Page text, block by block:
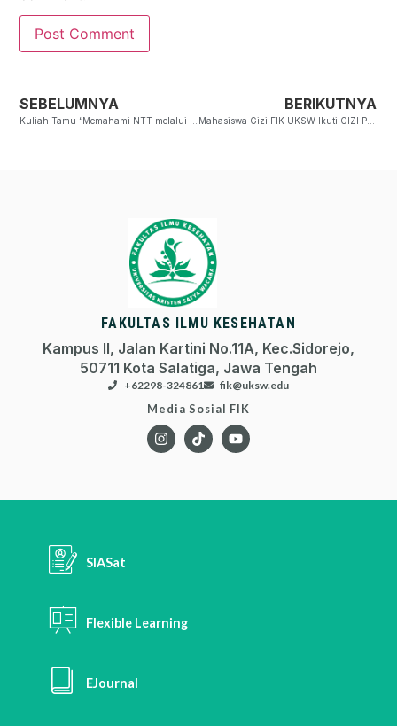
SEBELUMNYA BERIKUTNYA
Mahasiswa Gizi FIK UKSW Ikuti GIZI PEDULI INDONESIA dan SIAGA GIZI INDONESIA 2026
FAKULTAS ILMU KESEHATAN
Kampus II, Jalan Kartini No.11A, Kec.Sidorejo,
50711 Kota Salatiga, Jawa Tengah
+62298-324861 fik@uksw.edu
Media Sosial FIK
SIASat
Flexible Learning
EJournal